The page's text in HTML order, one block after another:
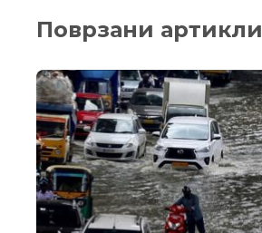
Поврзани артикли